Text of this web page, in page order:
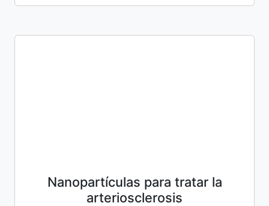
Nanopartículas para tratar la
arteriosclerosis